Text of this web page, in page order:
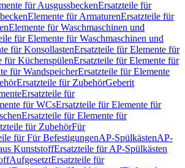
für AusgussbeckenErsatzteile für
Elemente für ArmaturenErsatzteile für
Elemente für Waschmaschinen und
für Elemente für Waschmaschinen und
für KonsollastenErsatzteile für Elemente für
für KüchenspülenErsatzteile für Elemente für
für WandspeicherErsatzteile für Elemente
Ersatzteile für ZubehörGeberit
Ersatzteile für
für WCsErsatzteile für Elemente für
Ersatzteile für Elemente für
für ZubehörFür
für Für BefestigungenAP-SpülkästenAP-
KunststoffErsatzteile für AP-Spülkästen
AufgesetztErsatzteile für